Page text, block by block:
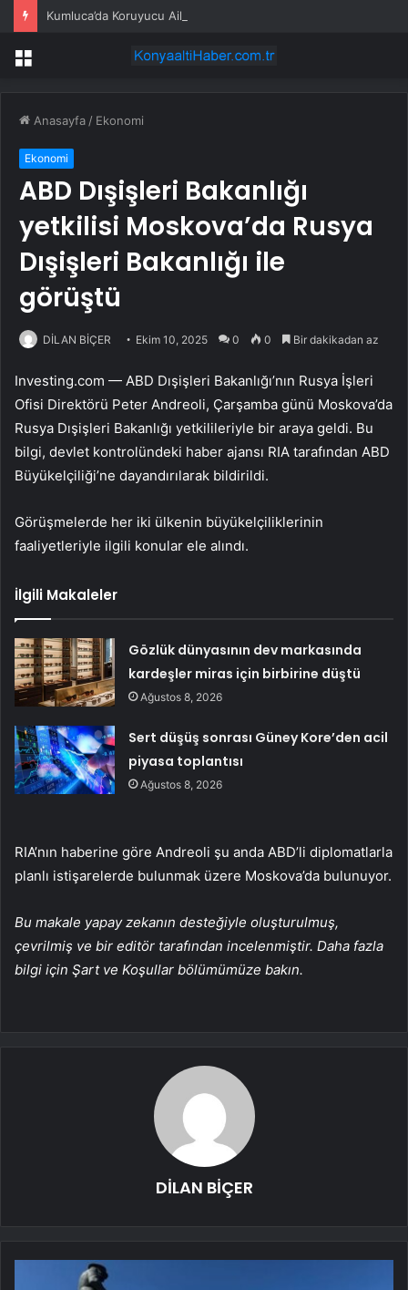
Kumluca’da Koruyucu Aile Ziyareti
Menü
Anasayfa / Ekonomi
Ekonomi
ABD Dışişleri Bakanlığı
yetkilisi Moskova’da Rusya
Dışişleri Bakanlığı ile
görüştü
DİLAN BİÇER Ekim 10, 2025 0 0 Bir dakikadan az
Investing.com — ABD Dışişleri Bakanlığı’nın Rusya İşleri
Ofisi Direktörü Peter Andreoli, Çarşamba günü Moskova’da
Rusya Dışişleri Bakanlığı yetkilileriyle bir araya geldi. Bu
bilgi, devlet kontrolündeki haber ajansı RIA tarafından ABD
Büyükelçiliği’ne dayandırılarak bildirildi.
Görüşmelerde her iki ülkenin büyükelçiliklerinin
faaliyetleriyle ilgili konular ele alındı.
İlgili Makaleler
Gözlük dünyasının dev markasında
kardeşler miras için birbirine düştü
Ağustos 8, 2026
Sert düşüş sonrası Güney Kore’den acil
piyasa toplantısı
Ağustos 8, 2026
RIA’nın haberine göre Andreoli şu anda ABD’li diplomatlarla
planlı istişarelerde bulunmak üzere Moskova’da bulunuyor.
Bu makale yapay zekanın desteğiyle oluşturulmuş,
çevrilmiş ve bir editör tarafından incelenmiştir. Daha fazla
bilgi için Şart ve Koşullar bölümümüze bakın.
DİLAN BİÇER